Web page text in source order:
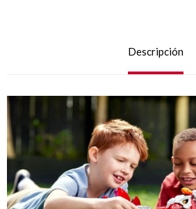
Descripción